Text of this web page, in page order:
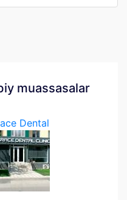
muassasalar
Dental